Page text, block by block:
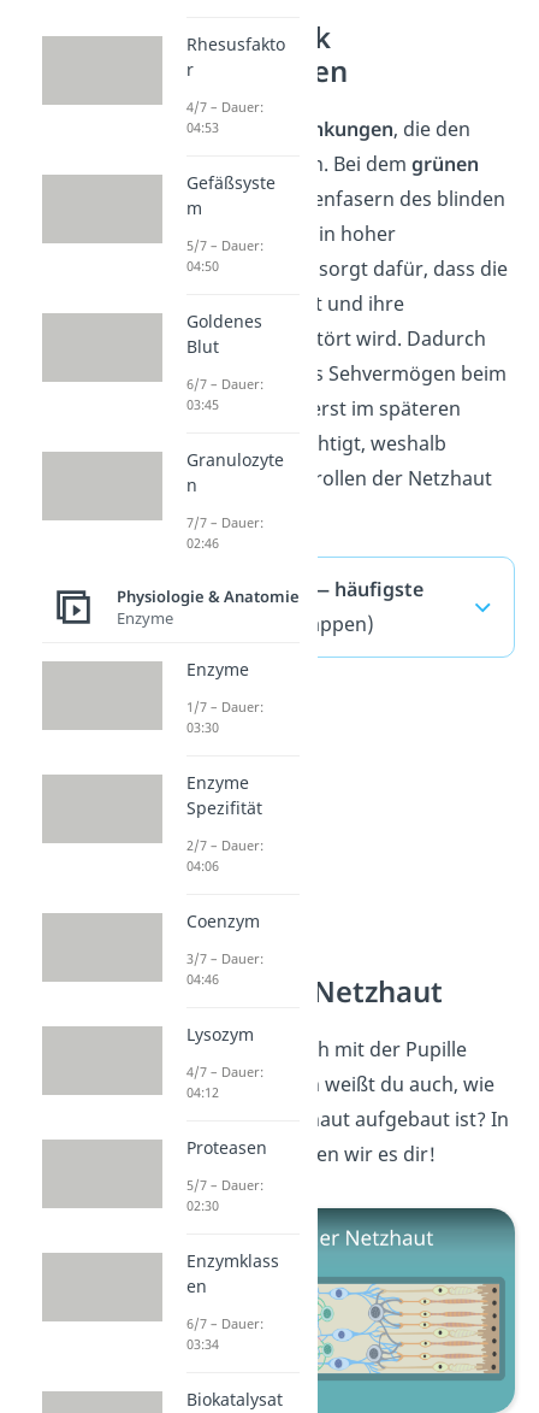
Blinder Fleck
Erkrankungen
Es gibt viele Erkrankungen, die den
Sehnerv schädigen. Bei dem grünen
Starsind die Nervenfasern des blinden
Flecks betroffen. Ein hoher
Augeninnendruck sorgt dafür, dass die
Nerven geschädigt und ihre
Durchblutung gestört wird. Dadurch
sterben sie ab. Das Sehvermögen beim
grünen Star wird erst im späteren
Stadium beeinträchtigt, weshalb
regelmäßige Kontrollen der Netzhaut
wichtig sind.
Blinder Fleck — häufigste
(ausklappen)
Aufbau der Netzhaut
Jetzt kennst du dich mit der Pupille
bestens aus! Doch weißt du auch, wie
die restliche Netzhaut aufgebaut ist? In
diesemVideo zeigen wir es dir!
Rhesusfakto
r
4/7 – Dauer:
04:53
Gefäßsyste
m
5/7 – Dauer:
04:50
Goldenes
Blut
6/7 – Dauer:
03:45
Granulozyte
n
7/7 – Dauer:
02:46
Physiologie & Anatomie
Enzyme
Enzyme
1/7 – Dauer:
03:30
Enzyme
Spezifität
2/7 – Dauer:
04:06
Coenzym
3/7 – Dauer:
04:46
Lysozym
4/7 – Dauer:
04:12
Proteasen
5/7 – Dauer:
02:30
Enzymklass
en
6/7 – Dauer:
03:34
Biokatalysat